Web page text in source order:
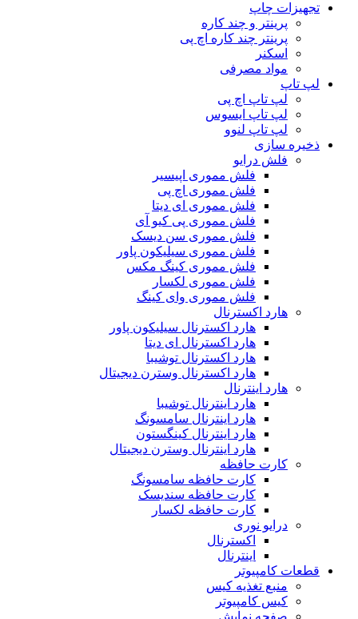
تجهیزات چاپ
پرینتر و چند کاره
پرینتر چند کاره اچ پی
اسکنر
مواد مصرفی
لپ تاپ
لپ تاپ اچ پی
لپ تاپ ایسوس
لپ تاپ لنوو
ذخیره سازی
فلش درایو
فلش مموری اپیسیر
فلش مموری اچ پی
فلش مموری ای دیتا
فلش مموری پی کیو آی
فلش مموری سن دیسک
فلش مموری سیلیکون پاور
فلش مموری کینگ مکس
فلش مموری لکسار
فلش مموری وای کینگ
هارد اکسترنال
هارد اکسترنال سیلیکون پاور
هارد اکسترنال ای دیتا
هارد اکسترنال توشیبا
هارد اکسترنال وسترن دیجیتال
هارد اینترنال
هارد اینترنال توشیبا
هارد اینترنال سامسونگ
هارد اینترنال کینگستون
هارد اینترنال وسترن دیجیتال
کارت حافظه
کارت حافظه سامسونگ
کارت حافظه سندیسک
کارت حافظه لکسار
درایو نوری
اکسترنال
اینترنال
قطعات کامپیوتر
منبع تغذیه کیس
کیس کامپیوتر